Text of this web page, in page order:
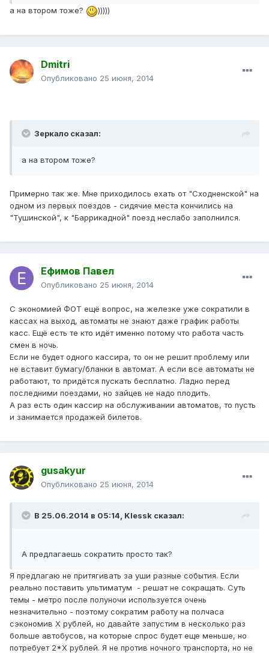
а на втором тоже? )))))
Dmitri
Опубликовано 25 июня, 2014
Зеркало сказал:
а на втором тоже?
Примерно так же. Мне приходилось ехать от "Сходненской" на
одном из первых поездов - сидячие места кончились на
"Тушинской", к "Баррикадной" поезд неслабо заполнился.
Ефимов Павел
Опубликовано 25 июня, 2014
С экономией ФОТ ещё вопрос, на железке уже сократили в
кассах на выход, автоматы не знают даже график работы
касс. Ещё есть те кто идёт именно потому что работа часть
смен в ночь.
Если не будет одного кассира, то он не решит проблему или
не вставит бумагу/бланки в автомат. А если все автоматы не
работают, то придётся пускать бесплатно. Ладно перед
последними поездами, но зайцев не надо плодить.
А раз есть один кассир на обслуживании автоматов, то пусть
и занимается продажей билетов.
gusakyur
Опубликовано 25 июня, 2014
В 25.06.2014 в 05:14, Klessk сказал:
А предлагаешь сократить просто так?
Я предлагаю не притягивать за уши разные события. Если
реально поставить ультиматум - решат не сокращать. Суть
темы - метро после полуночи используется очень
незначительно - поэтому сократим работу на полчаса
сэкономив Х рублей, но давайте запустим в несколько раз
больше автобусов, на которые спрос будет еще меньше, но
потребует 2*Х рублей. Я не против ночного транспорта, но не